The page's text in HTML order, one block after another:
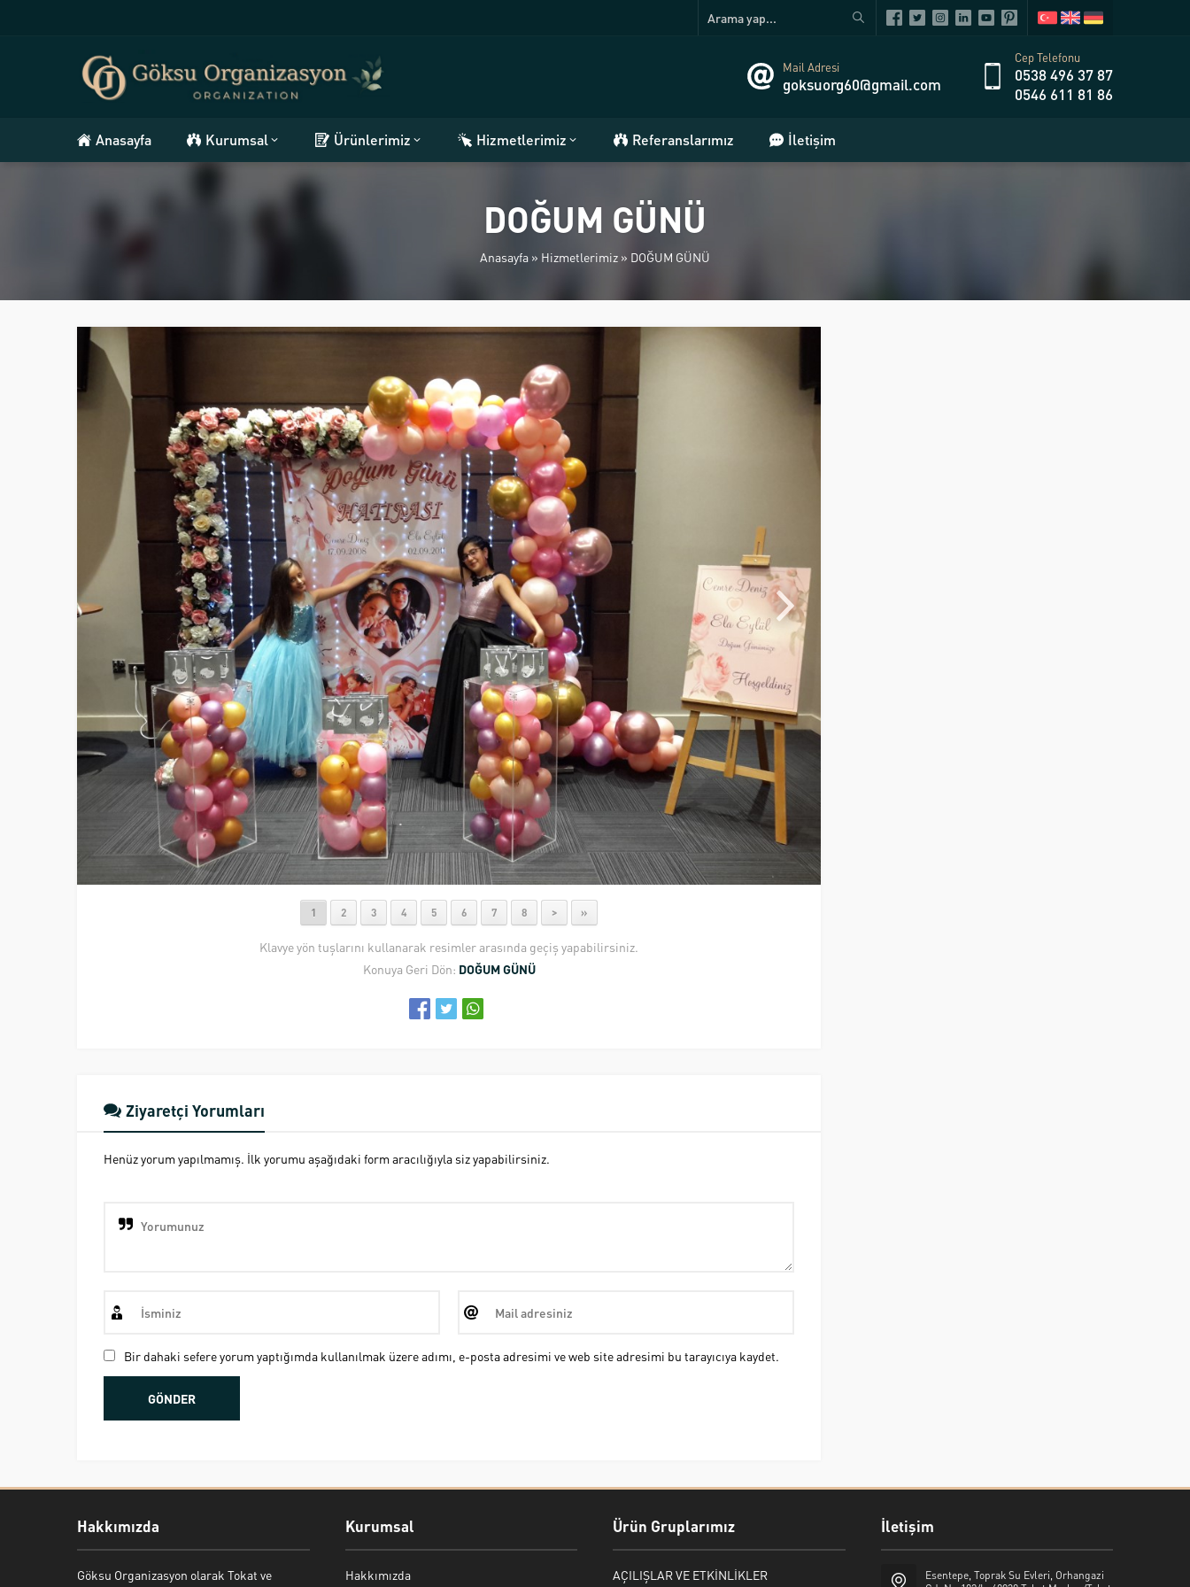
Mail Adresi
goksuorg60@gmail.com
Cep Telefonu
0538 496 37 87
0546 611 81 86
Anasayfa Kurumsal Ürünlerimiz Hizmetlerimiz Referanslarımız İletişim
DOĞUM GÜNÜ
Anasayfa » Hizmetlerimiz » DOĞUM GÜNÜ
1 2 3 4 5 6 7 8 > »
Klavye yön tuşlarını kullanarak resimler arasında geçiş yapabilirsiniz.
Konuya Geri Dön: DOĞUM GÜNÜ
Ziyaretçi Yorumları
Henüz yorum yapılmamış. İlk yorumu aşağıdaki form aracılığıyla siz yapabilirsiniz.
Bir dahaki sefere yorum yaptığımda kullanılmak üzere adımı, e-posta adresimi ve web site adresimi bu tarayıcıya kaydet.
Hakkımızda
Göksu Organizasyon olarak Tokat ve
Kurumsal
Hakkımızda
Ürün Gruplarımız
AÇILIŞLAR VE ETKİNLİKLER
İletişim
Esentepe, Toprak Su Evleri, Orhangazi
Bekir Kiper